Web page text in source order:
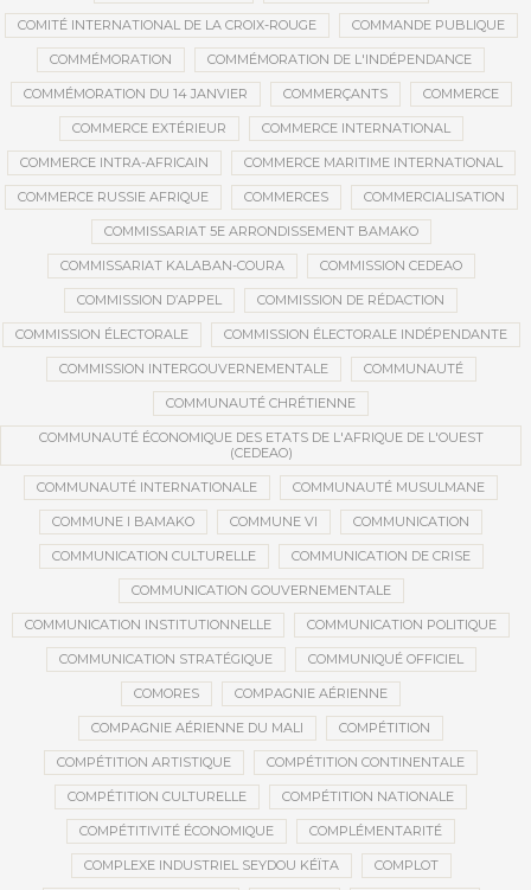
COMITÉ INTERNATIONAL DE LA CROIX-ROUGE COMMANDE PUBLIQUE
COMMÉMORATION COMMÉMORATION DE L'INDÉPENDANCE
COMMÉMORATION DU 14 JANVIER COMMERÇANTS COMMERCE
COMMERCE EXTÉRIEUR COMMERCE INTERNATIONAL
COMMERCE INTRA-AFRICAIN COMMERCE MARITIME INTERNATIONAL
COMMERCE RUSSIE AFRIQUE COMMERCES COMMERCIALISATION
COMMISSARIAT 5E ARRONDISSEMENT BAMAKO
COMMISSARIAT KALABAN-COURA COMMISSION CEDEAO
COMMISSION D’APPEL COMMISSION DE RÉDACTION
COMMISSION ÉLECTORALE COMMISSION ÉLECTORALE INDÉPENDANTE
COMMISSION INTERGOUVERNEMENTALE COMMUNAUTÉ
COMMUNAUTÉ CHRÉTIENNE
COMMUNAUTÉ ÉCONOMIQUE DES ETATS DE L'AFRIQUE DE L'OUEST
(CEDEAO)
COMMUNAUTÉ INTERNATIONALE COMMUNAUTÉ MUSULMANE
COMMUNE I BAMAKO COMMUNE VI COMMUNICATION
COMMUNICATION CULTURELLE COMMUNICATION DE CRISE
COMMUNICATION GOUVERNEMENTALE
COMMUNICATION INSTITUTIONNELLE COMMUNICATION POLITIQUE
COMMUNICATION STRATÉGIQUE COMMUNIQUÉ OFFICIEL
COMORES COMPAGNIE AÉRIENNE
COMPAGNIE AÉRIENNE DU MALI COMPÉTITION
COMPÉTITION ARTISTIQUE COMPÉTITION CONTINENTALE
COMPÉTITION CULTURELLE COMPÉTITION NATIONALE
COMPÉTITIVITÉ ÉCONOMIQUE COMPLÉMENTARITÉ
COMPLEXE INDUSTRIEL SEYDOU KÉÏTA COMPLOT